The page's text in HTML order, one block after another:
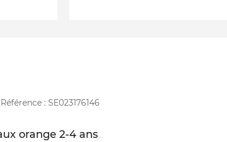
Référence : SE023176146
orange 2-4 ans